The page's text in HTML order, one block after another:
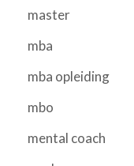
master
mba
mba opleiding
mbo
mental coach